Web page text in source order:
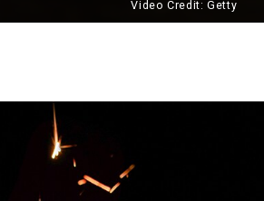
Video Credit: Getty